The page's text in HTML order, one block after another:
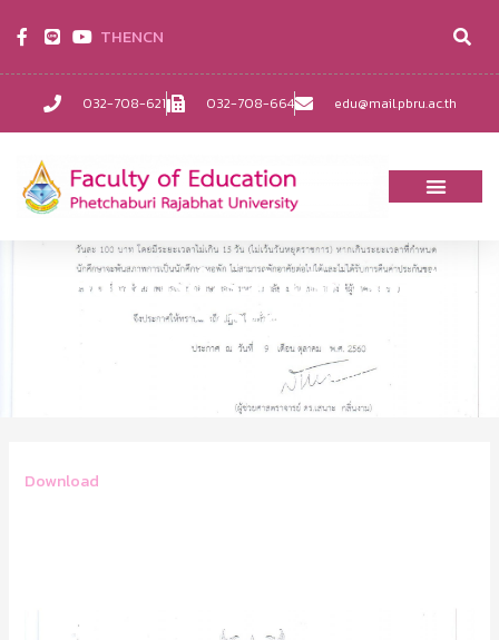
032-708-621 032-708-664 edu@mail.pbru.ac.th
THENCN
กำหนดการชำระค่าบริการหอพัก
2/2560
กำหนดการชำระค่าบริการหอพัก 2/2560
Download